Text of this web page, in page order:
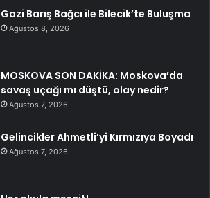
Gazi Barış Bağcı ile Bilecik’te Buluşma
Ağustos 8, 2026
MOSKOVA SON DAKİKA: Moskova’da
savaş uçağı mı düştü, olay nedir?
Ağustos 7, 2026
Gelincikler Ahmetli’yi Kırmızıya Boyadı
Ağustos 7, 2026